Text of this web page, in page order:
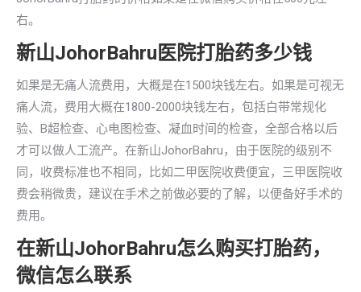
右。
新山JohorBahru医院打胎药多少钱
如果是无痛人流费用，大概是在1500块钱左右。如果是可视无
痛人流，费用大概在1800-2000块钱左右，包括白带常规化
验、B超检查、心电图检查、凝血时间的检查，全部合格以后
才可以做人工流产。在新山JohorBahru，由于医院的级别不
同，收费标准也不相同，比如二甲医院收费便宜，三甲医院收
费会稍微贵，建议在手术之前做必要的了解，以便备好手术的
费用。
在新山JohorBahru怎么购买打胎药，
微信怎么联系